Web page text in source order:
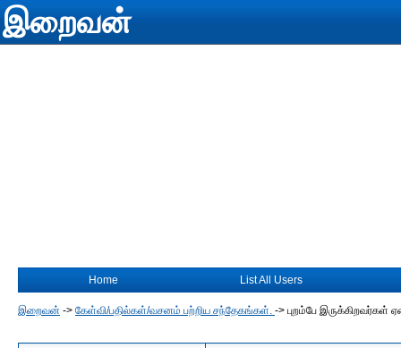
இறைவன்
Home List All Users
இறைவன் -> கேள்வி/பதில்கள்/வசனம் பற்றிய சந்தேகங்கள். -> புறம்பே இருக்கிறவர்கள்